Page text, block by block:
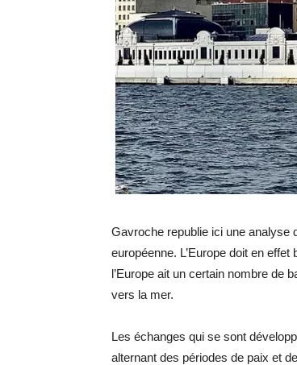
Gavroche republie ici une analyse
européenne. L’Europe doit en
l’Europe ait un certain nombre de
vers la mer.
Les échanges qui se sont
alternant des périodes de paix et